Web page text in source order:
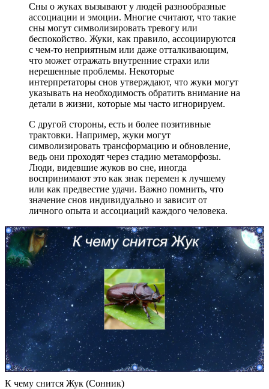
Сны о жуках вызывают у людей разнообразные
ассоциации и эмоции. Многие считают, что такие
сны могут символизировать тревогу или
беспокойство. Жуки, как правило, ассоциируются
с чем-то неприятным или даже отталкивающим,
что может отражать внутренние страхи или
нерешенные проблемы. Некоторые
интерпретаторы снов утверждают, что жуки могут
указывать на необходимость обратить внимание на
детали в жизни, которые мы часто игнорируем.
С другой стороны, есть и более позитивные
трактовки. Например, жуки могут
символизировать трансформацию и обновление,
ведь они проходят через стадию метаморфозы.
Люди, видевшие жуков во сне, иногда
воспринимают это как знак перемен к лучшему
или как предвестие удачи. Важно помнить, что
значение снов индивидуально и зависит от
личного опыта и ассоциаций каждого человека.
К чему снится Жук (Сонник)